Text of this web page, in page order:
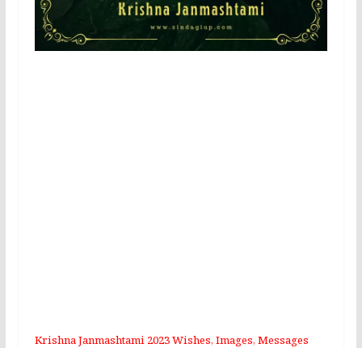
Krishna Janmashtami 2023 Wishes, Images, Messages